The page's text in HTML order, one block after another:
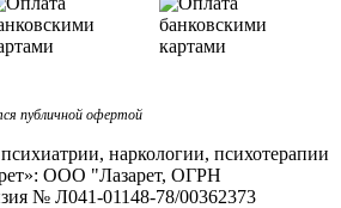
публичной офертой
наркологии, психотерапии
ООО "Лазарет, ОГРН
№ Л041-01148-78/00362373